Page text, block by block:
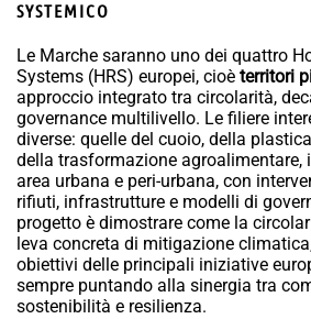
SYSTEMICO
Le Marche saranno uno dei quattro
Systems (HRS) europei, cioè territori
approccio integrato tra circolarità,
governance multilivello. Le filiere
diverse: quelle del cuoio, della
della trasformazione agroalimentare,
area urbana e peri-urbana, con
rifiuti, infrastrutture e modelli di
progetto è dimostrare come la
leva concreta di mitigazione
obiettivi delle principali iniziative
sempre puntando alla sinergia tra
sostenibilità e resilienza.